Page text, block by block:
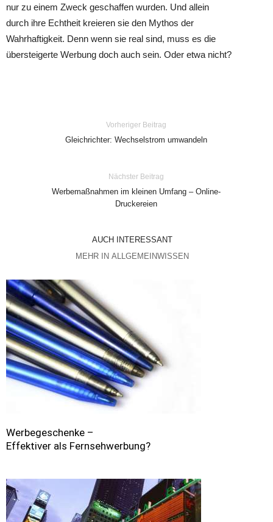
nur zu einem Zweck geschaffen wurden. Und allein
durch ihre Echtheit kreieren sie den Mythos der
Wahrhaftigkeit. Denn wenn sie real sind, muss es die
übersteigerte Werbung doch auch sein. Oder etwa nicht?
Vorheriger Beitrag
Gleichrichter: Wechselstrom umwandeln
Nächster Beitrag
Werbemaßnahmen im kleinen Umfang – Online-
Druckereien
AUCH INTERESSANT
MEHR IN ALLGEMEINWISSEN
Werbegeschenke –
Effektiver als Fernsehwerbung?